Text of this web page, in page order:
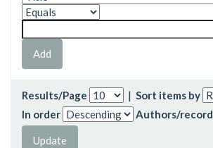
Results/Page | Sort items by
In order
Authors/record